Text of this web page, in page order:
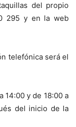
del propio
295 y en la web
telefónica será el
14:00 y de 18:00 a
del inicio de la